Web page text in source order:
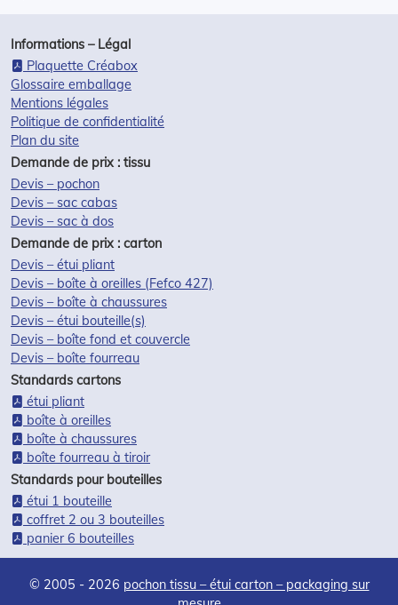
Informations – Légal
Plaquette Créabox
Glossaire emballage
Mentions légales
Politique de confidentialité
Plan du site
Demande de prix : tissu
Devis – pochon
Devis – sac cabas
Devis – sac à dos
Demande de prix : carton
Devis – étui pliant
Devis – boîte à oreilles (Fefco 427)
Devis – boîte à chaussures
Devis – étui bouteille(s)
Devis – boîte fond et couvercle
Devis – boîte fourreau
Standards cartons
étui pliant
boîte à oreilles
boîte à chaussures
boîte fourreau à tiroir
Standards pour bouteilles
étui 1 bouteille
coffret 2 ou 3 bouteilles
panier 6 bouteilles
© 2005 - 2026 pochon tissu – étui carton – packaging sur